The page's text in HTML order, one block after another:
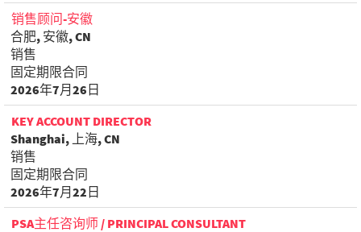
销售顾问-安徽
合肥, 安徽, CN
销售
固定期限合同
2026年7月26日
KEY ACCOUNT DIRECTOR
Shanghai, 上海, CN
销售
固定期限合同
2026年7月22日
PSA主任咨询师 / PRINCIPAL CONSULTANT